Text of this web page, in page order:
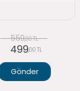
559,00 TL
499,00 TL
Gönder